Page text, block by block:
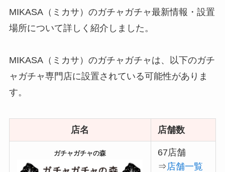
MIKASA（ミカサ）のガチャガチャ最新情報・設置
場所について詳しく紹介しました。
MIKASA（ミカサ）のガチャガチャは、以下のガチ
ャガチャ専門店に設置されている可能性がありま
す。
店名 店舗数
ガチャガチャの森
67店舗
⇒店舗一覧